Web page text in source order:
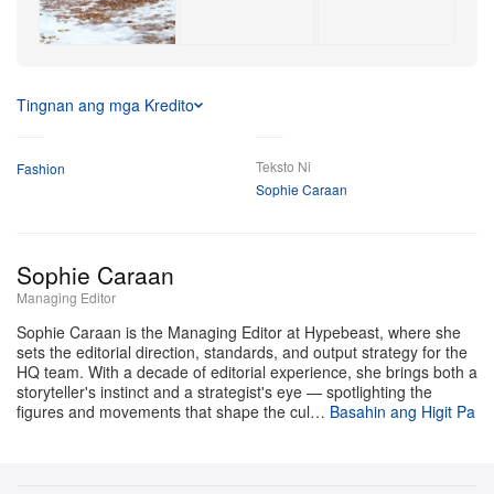
kategoryang Nike Trail sa ilalim ng ACG umbrella, layon
technical solution tulad ng ACG Ultrafly at ACG
ang mga purpose-built na piraso gaya ng Radical
kabundukan.
Higit pa sa product innovation, malaki ang iniinvest ng
Nike sa cultural at competitive na aspeto ng outdoor
community. Pinalawak ng All Conditions Racing
Department ang roster nito upang isama ang mga elite
Tingnan ang mga Kredito
Fashion
Teksto Ni
Sophie Caraan
Sophie Caraan
Managing Editor
Sophie Caraan is the Managing Editor at Hypebeast, where she
sets the editorial direction, standards, and output strategy for the
HQ team. With a decade of editorial experience, she brings both a
storyteller's instinct and a strategist's eye — spotlighting the
figures and movements that shape the cul… Basahin ang Higit Pa